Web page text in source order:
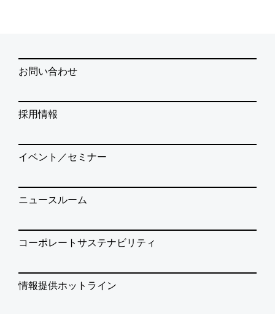
お問い合わせ
採用情報
イベント／セミナー
ニュースルーム
コーポレートサステナビリティ
情報提供ホットライン